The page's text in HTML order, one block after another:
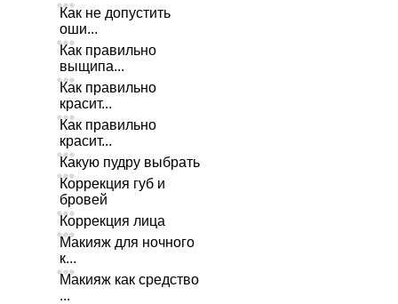
Как не допустить
оши...
Как правильно
выщипа...
Как правильно
красит...
Как правильно
красит...
Какую пудру выбрать
Коррекция губ и
бровей
Коррекция лица
Макияж для ночного
к...
Макияж как средство
...